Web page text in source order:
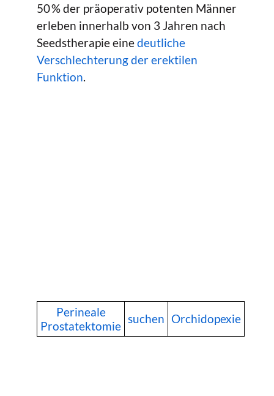
50 % der präoperativ potenten Männer
erleben innerhalb von 3 Jahren nach
Seedstherapie einedeutliche
Verschlechterung der erektilen
Funktion.
Perineale
Prostatektomie
suchen Orchidopexie